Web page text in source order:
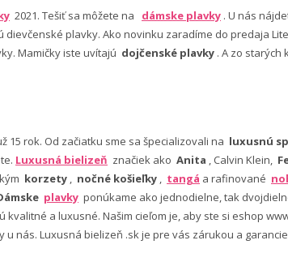
2021. Tešiť sa môžete na dámske plavky . U nás
dievčenské plavky. Ako novinku zaradíme do predaja
Mamičky iste uvítajú dojčenské plavky . A zo starých
15 rok. Od začiatku sme sa špecializovali na luxusnú
Luxusná bielizeň značiek ako Anita , Calvin Klein,
korzety , nočné košieľky , tangá a rafinované
plavky ponúkame ako jednodielne, tak
kvalitné a luxusné. Našim cieľom je, aby ste si eshop
u nás. Luxusná bielizeň .sk je pre vás zárukou a